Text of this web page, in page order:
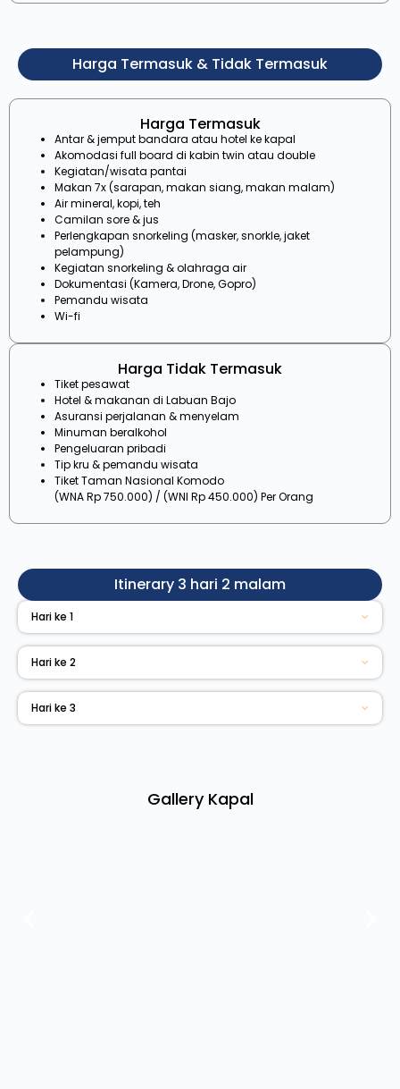
Harga Termasuk & Tidak Termasuk
Harga Termasuk
Antar & jemput bandara atau hotel ke kapal
Akomodasi full board di kabin twin atau double
Kegiatan/wisata pantai
Makan 7x (sarapan, makan siang, makan malam)
Air mineral, kopi, teh
Camilan sore & jus
Perlengkapan snorkeling (masker, snorkle, jaket
pelampung)
Kegiatan snorkeling & olahraga air
Dokumentasi (Kamera, Drone, Gopro)
Pemandu wisata
Wi-fi
Harga Tidak Termasuk
Tiket pesawat
Hotel & makanan di Labuan Bajo
Asuransi perjalanan & menyelam
Minuman beralkohol
Pengeluaran pribadi
Tip kru & pemandu wisata
Tiket Taman Nasional Komodo
(WNA Rp 750.000) / (WNI Rp 450.000) Per Orang
Itinerary 3 hari 2 malam
Hari ke 1
Hari ke 2
Hari ke 3
Gallery Kapal